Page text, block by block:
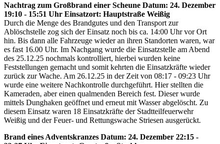
Nachtrag zum Großbrand einer Scheune Datum: 24. Dezember
19:10 - 15:51 Uhr Einsatzort: Hauptstraße Weißig
Durch die Menge des Brandgutes und den Transport zur
Ablöschstelle zog sich der Einsatz noch bis ca. 14:00 Uhr vor Ort
hin. Bis dann alle Fahrzeuge wieder an ihren Standorten waren, war
es fast 16.00 Uhr. Im Nachgang wurde die Einsatzstelle am Abend
des 25.12.25 nochmals kontrolliert, hierbei wurden keine
Feststellungen gemacht und somit kehrten die Einsatzkräfte wieder
zurück zur Wache. Am 26.12.25 in der Zeit von 08:17 - 09:23 Uhr
wurde eine weitere Nachkontrolle durchgeführt. Hier stellten die
Kameraden, aber einen qualmenden Bereich fest. Dieser wurde
mittels Dunghaken geöffnet und erneut mit Wasser abgelöscht. Zu
diesem Einsatz waren 18 Einsatzkräfte der Stadtteilfeuerwehr
Weißig und der Feuer- und Rettungswache Striesen ausgerückt.
Brand eines Adventskranzes Datum: 24. Dezember 22:15 -